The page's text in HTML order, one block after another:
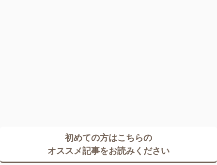
初めての方はこちらの
オススメ記事をお読みください